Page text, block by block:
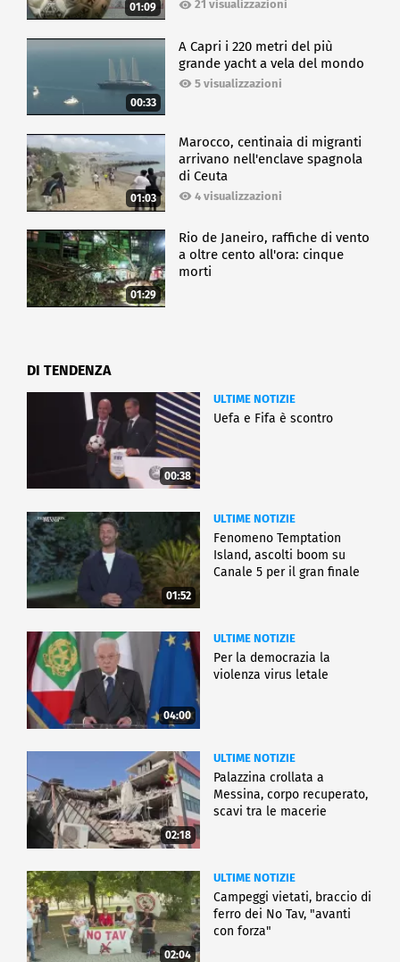
01:09 21 visualizzazioni
00:33
A Capri i 220 metri del più
grande yacht a vela del mondo
5 visualizzazioni
01:03
Marocco, centinaia di migranti
arrivano nell'enclave spagnola
di Ceuta
4 visualizzazioni
01:29
Rio de Janeiro, raffiche di vento
a oltre cento all'ora: cinque
morti
DI TENDENZA
00:38
ULTIME NOTIZIE
Uefa e Fifa è scontro
01:52
ULTIME NOTIZIE
Fenomeno Temptation
Island, ascolti boom su
Canale 5 per il gran finale
04:00
ULTIME NOTIZIE
Per la democrazia la
violenza virus letale
02:18
ULTIME NOTIZIE
Palazzina crollata a
Messina, corpo recuperato,
scavi tra le macerie
02:04
ULTIME NOTIZIE
Campeggi vietati, braccio di
ferro dei No Tav, "avanti
con forza"